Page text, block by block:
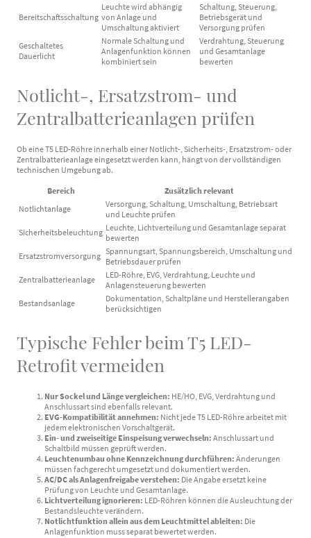
Bereitschaftsschaltung
Leuchte wird abhängig
von Anlage und
Umschaltung aktiviert
Schaltung, Steuerung,
Betriebsgerät und
Versorgung prüfen
Geschaltetes
Dauerlicht
Normale Schaltung und
Anlagenfunktion können
kombiniert sein
Verdrahtung, Steuerung
und Gesamtanlage
bewerten
Notlicht-, Ersatzstrom- und
Zentralbatterieanlagen prüfen
Ob eine T5 LED-Röhre innerhalb einer Notlicht-, Sicherheits-, Ersatzstrom- oder
Zentralbatterieanlage eingesetzt werden kann, hängt von der vollständigen
technischen Umgebung ab.
Bereich
Zusätzlich relevant
Notlichtanlage
Versorgung, Schaltung, Umschaltung, Betriebsart
und Leuchte prüfen
Sicherheitsbeleuchtung Leuchte, Lichtverteilung und Gesamtanlage separat
bewerten
Ersatzstromversorgung Spannungsart, Spannungsbereich, Umschaltung und
Betriebsdauer prüfen
Zentralbatterieanlage
LED-Röhre, EVG, Verdrahtung, Leuchte und
Anlagensteuerung bewerten
Bestandsanlage
Dokumentation, Schaltpläne und Herstellerangaben
berücksichtigen
Typische Fehler beim T5 LED-
Retrofit vermeiden
Nur Sockel und Länge vergleichen: HE/HO, EVG, Verdrahtung und
Anschlussart sind ebenfalls relevant.
EVG-Kompatibilität annehmen: Nicht jede T5 LED-Röhre arbeitet mit
jedem elektronischen Vorschaltgerät.
Ein- und zweiseitige Einspeisung verwechseln: Anschlussart und
Schaltbild müssen geprüft werden.
Leuchtenumbau ohne Kennzeichnung durchführen: Änderungen
müssen fachgerecht umgesetzt und dokumentiert werden.
AC/DC als Anlagenfreigabe verstehen: Die Angabe ersetzt keine
Prüfung von Leuchte und Gesamtanlage.
Lichtverteilung ignorieren: LED-Röhren können die Ausleuchtung der
Bestandsleuchte verändern.
Notlichtfunktion allein aus dem Leuchtmittel ableiten: Die
Anlagenfunktion muss separat bewertet werden.